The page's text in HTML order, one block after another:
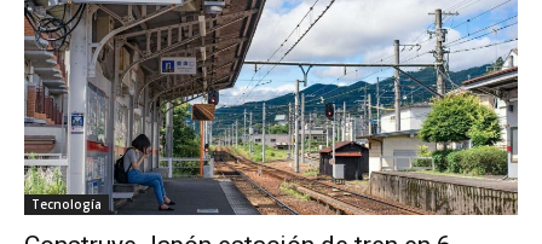
Tecnología